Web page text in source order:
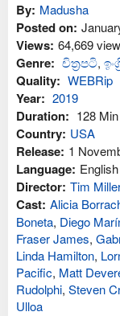
By: Madusha
Posted on:
Views: 64,669
Genre: චිත්‍රපටි,
Quality: WEBRip
Year: 2019
Duration: 128 Min
Country: USA
Release: 1
Language: English
Director: Tim
Cast: Alicia
Boneta, Diego
Fraser James,
Linda Hamilton,
Pacific, Matt
Rudolphi, Steven
Ulloa